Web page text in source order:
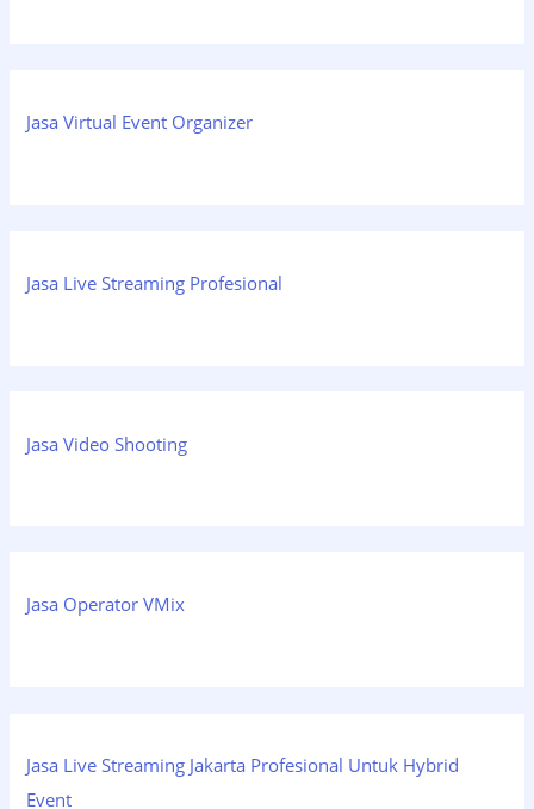
Jasa Virtual Event Organizer
Jasa Live Streaming Profesional
Jasa Video Shooting
Jasa Operator VMix
Jasa Live Streaming Jakarta Profesional Untuk Hybrid
Event